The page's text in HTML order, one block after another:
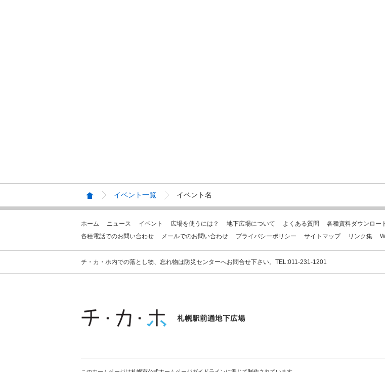
イベント一覧 イベント名
ホーム ニュース イベント 広場を使うには？ 地下広場について よくある質問 各種資料ダウンロー
各種電話でのお問い合わせ
メールでのお問い合わせ プライバシーポリシー サイトマップ リンク集
チ・カ・ホ内での落とし物、忘れ物は防災センターへお問合せ下さい。TEL:011-231-1201